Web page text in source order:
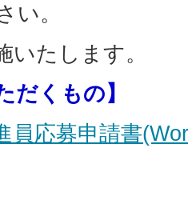
い。
いたします。
だくもの】
員応募申請書